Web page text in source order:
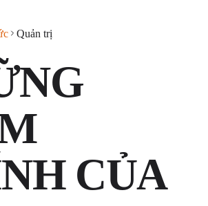
Quản trị
CỦA